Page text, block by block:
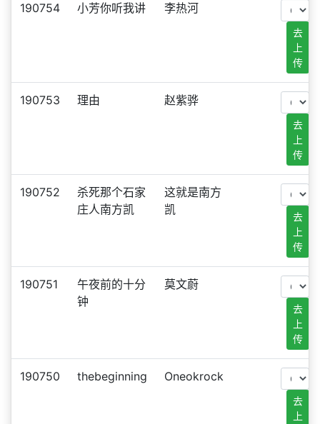
190754 小芳你听我讲 李热河
去
上
传
190753 理由 赵紫骅
去
上
传
190752
杀死那个石家
庄人南方凯
这就是南方
凯
去
上
传
190751
午夜前的十分
钟
莫文蔚
去
上
传
190750 thebeginning Oneokrock
去
上